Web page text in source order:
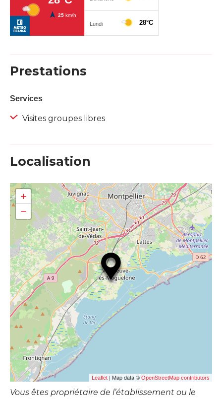
Prestations
Services
Visites groupes libres
Localisation
+
−
Leaflet | Map data © OpenStreetMap contributors
Vous êtes propriétaire de l’établissement ou le